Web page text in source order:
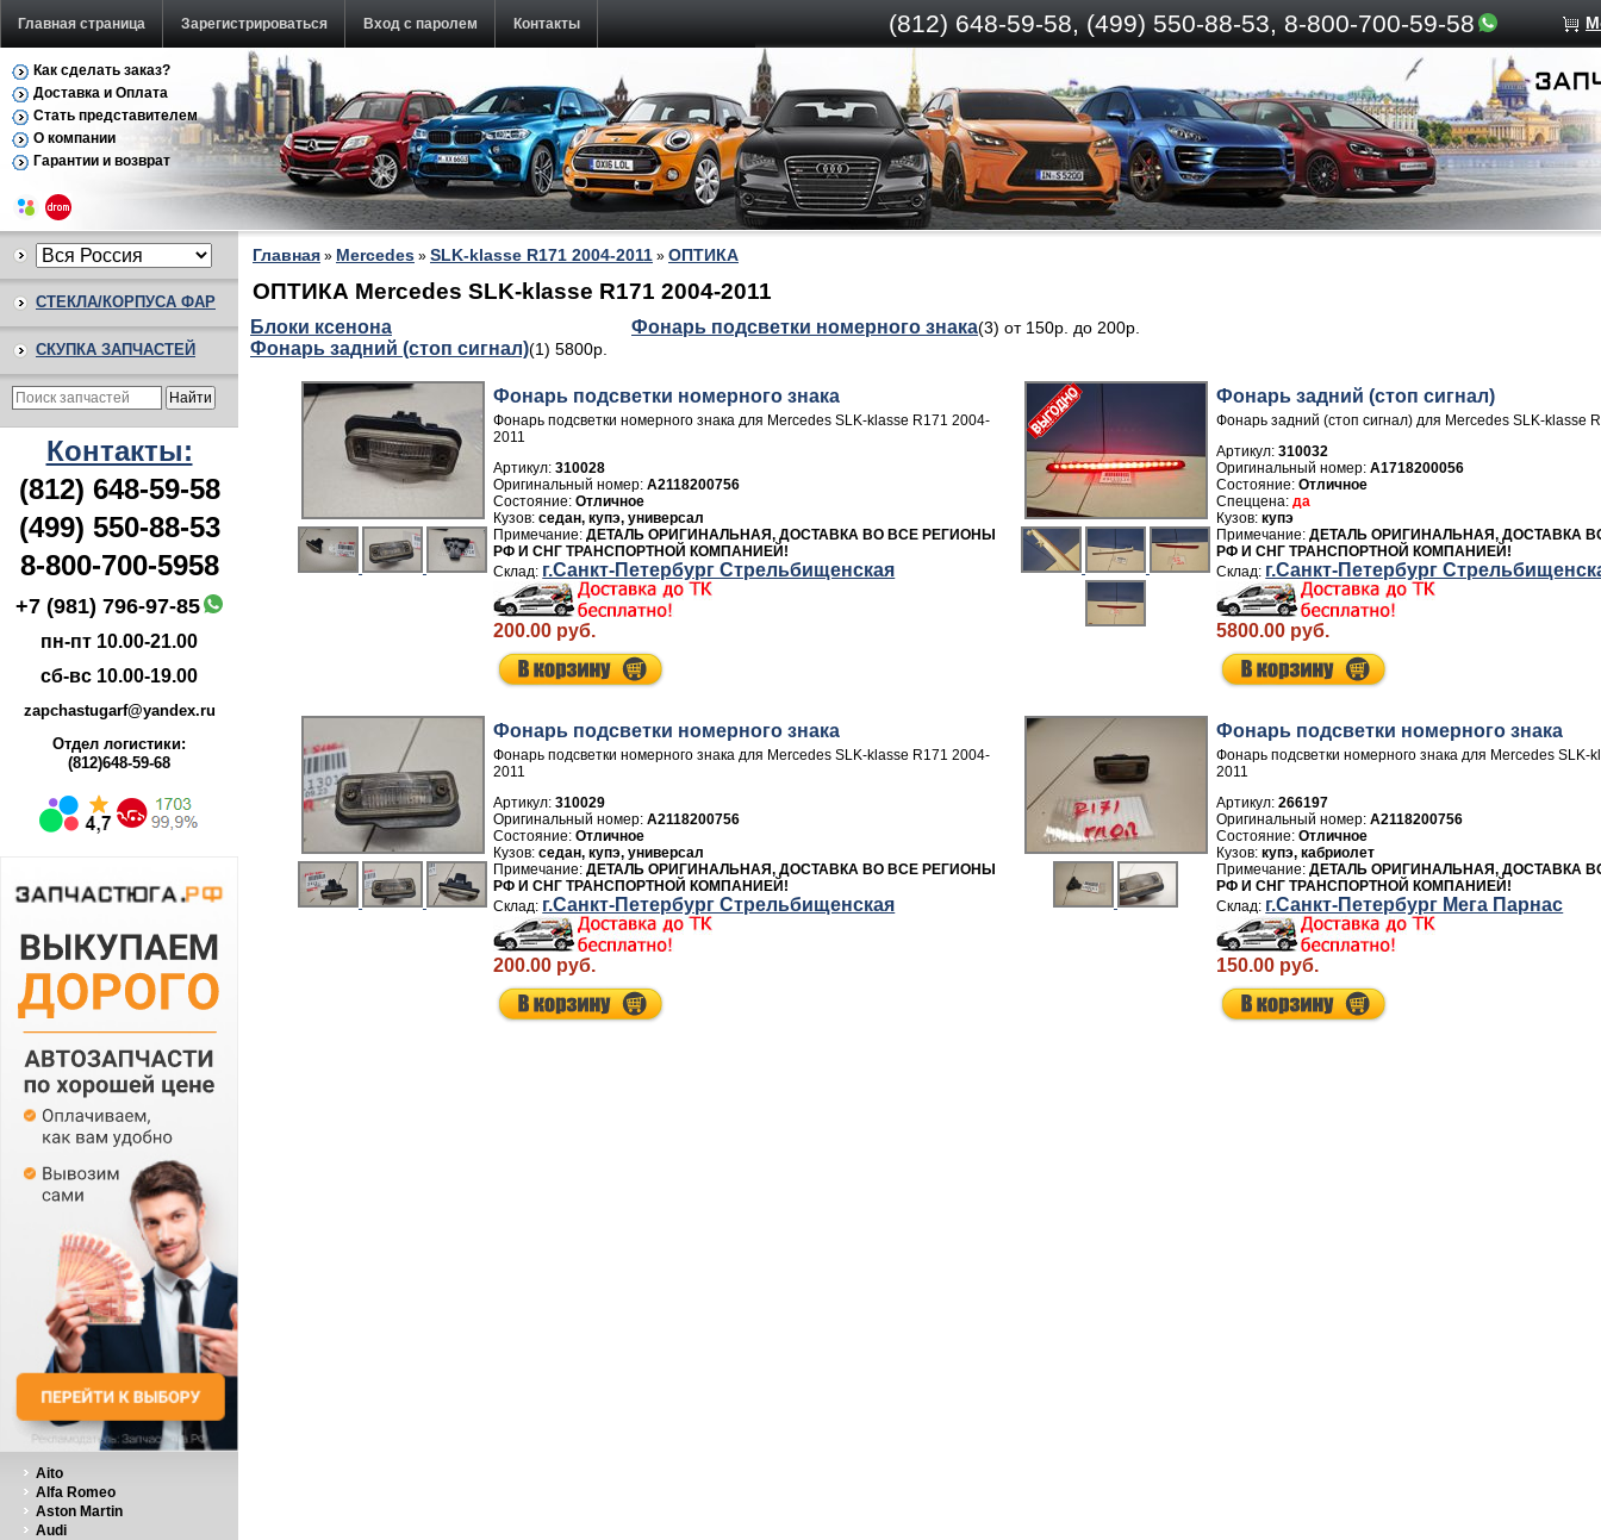
Главная страница Зарегистрироваться Вход с паролем Контакты (812) 648-59-58, (499) 550-88-53, 8-800-700-59-58
Как сделать заказ?
Доставка и Оплата
Стать представителем
О компании
Гарантии и возврат
СТЕКЛА/КОРПУСА ФАР
СКУПКА ЗАПЧАСТЕЙ
Контакты:
(812) 648-59-58
(499) 550-88-53
8-800-700-5958
+7 (981) 796-97-85
пн-пт 10.00-21.00
сб-вс 10.00-19.00
zapchastugarf@yandex.ru
Отдел логистики:
(812)648-59-68
Aito
Alfa Romeo
Aston Martin
Audi
Главная » Mercedes » SLK-klasse R171 2004-2011 » ОПТИКА
ОПТИКА Mercedes SLK-klasse R171 2004-2011
Блоки ксенона
Фонарь задний (стоп сигнал)(1) 5800р.
Фонарь подсветки номерного знака(3) от 150р. до 200р.
Фонарь подсветки номерного знака
Фонарь подсветки номерного знака для Mercedes SLK-klasse R171 2004-
2011
Артикул:310028
A2118200756
Отличное
седан, купэ, универсал
ДЕТАЛЬ ОРИГИНАЛЬНАЯ, ДОСТАВКА ВО ВСЕ РЕГИОНЫ
РФ И СНГ ТРАНСПОРТНОЙ КОМПАНИЕЙ!
г.Санкт-Петербург Стрельбищенская
200.00 руб.
Фонарь задний (стоп сигнал)
Фонарь задний (стоп сигнал) для Mercedes SLK-klasse
Артикул:310032
A1718200056
Отличное
да
купэ
ДЕТАЛЬ ОРИГИНАЛЬНАЯ, ДОСТАВКА
РФ И СНГ ТРАНСПОРТНОЙ КОМПАНИЕЙ!
г.Санкт-Петербург
5800.00 руб.
Фонарь подсветки номерного знака
Фонарь подсветки номерного знака для Mercedes SLK-klasse R171 2004-
2011
Артикул:310029
A2118200756
Отличное
седан, купэ, универсал
ДЕТАЛЬ ОРИГИНАЛЬНАЯ, ДОСТАВКА ВО ВСЕ РЕГИОНЫ
РФ И СНГ ТРАНСПОРТНОЙ КОМПАНИЕЙ!
г.Санкт-Петербург Стрельбищенская
200.00 руб.
Фонарь подсветки номерного знака
Фонарь подсветки номерного знака для Mercedes SLK-
2011
Артикул:266197
A2118200756
Отличное
купэ, кабриолет
ДЕТАЛЬ ОРИГИНАЛЬНАЯ, ДОСТАВКА
РФ И СНГ ТРАНСПОРТНОЙ КОМПАНИЕЙ!
г.Санкт-Петербург Мега Парнас
150.00 руб.